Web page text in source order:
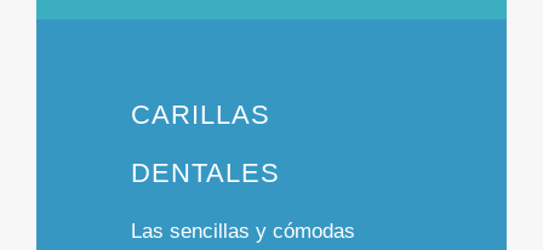
CARILLAS
DENTALES
Las sencillas y cómodas